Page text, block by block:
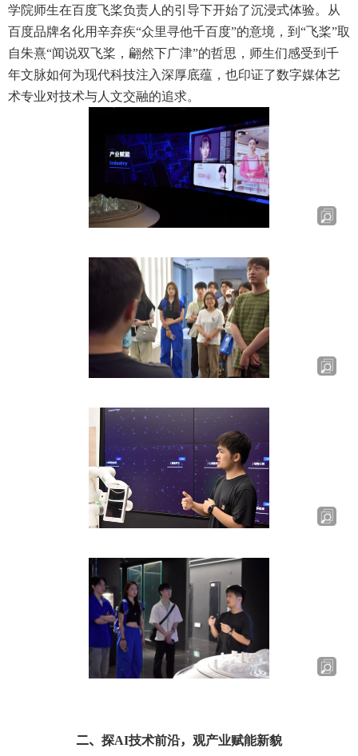
学院师生在百度飞桨负责人的引导下开始了沉浸式体验。从
百度品牌名化用辛弃疾“众里寻他千百度”的意境，到“飞桨”取
自朱熹“闻说双飞桨，翩然下广津”的哲思，师生们感受到千
年文脉如何为现代科技注入深厚底蕴，也印证了数字媒体艺
术专业对技术与人文交融的追求。
二、 探AI技术前沿， 观产业赋能新貌